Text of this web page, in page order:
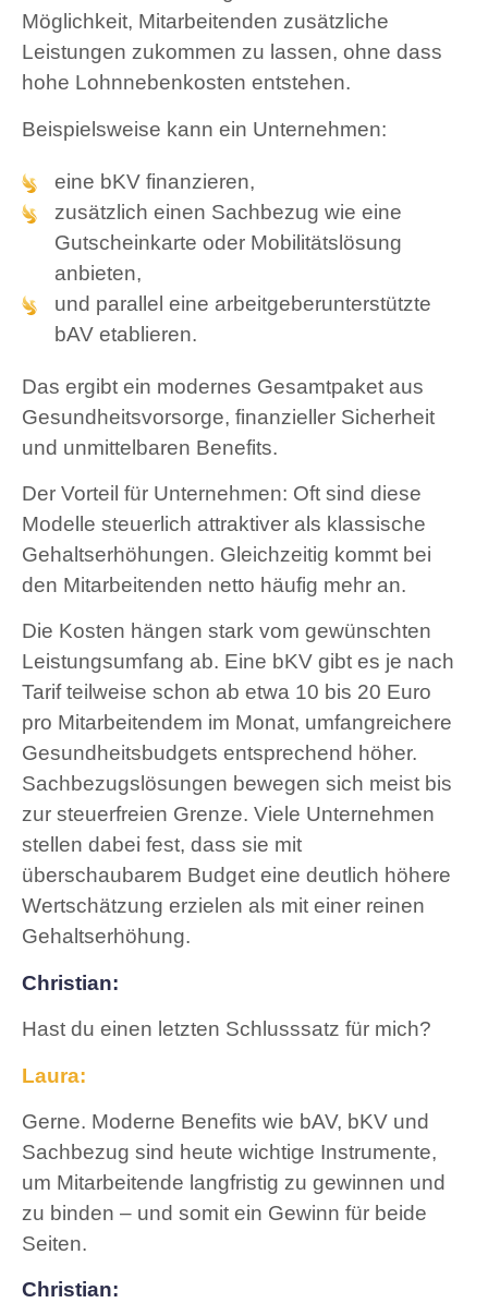
Möglichkeit, Mitarbeitenden zusätzliche
Leistungen zukommen zu lassen, ohne dass
hohe Lohnnebenkosten entstehen.
Beispielsweise kann ein Unternehmen:
eine bKV finanzieren,
zusätzlich einen Sachbezug wie eine
Gutscheinkarte oder Mobilitätslösung
anbieten,
und parallel eine arbeitgeberunterstützte
bAV etablieren.
Das ergibt ein modernes Gesamtpaket aus
Gesundheitsvorsorge, finanzieller Sicherheit
und unmittelbaren Benefits.
Der Vorteil für Unternehmen: Oft sind diese
Modelle steuerlich attraktiver als klassische
Gehaltserhöhungen. Gleichzeitig kommt bei
den Mitarbeitenden netto häufig mehr an.
Die Kosten hängen stark vom gewünschten
Leistungsumfang ab. Eine bKV gibt es je nach
Tarif teilweise schon ab etwa 10 bis 20 Euro
pro Mitarbeitendem im Monat, umfangreichere
Gesundheitsbudgets entsprechend höher.
Sachbezugslösungen bewegen sich meist bis
zur steuerfreien Grenze. Viele Unternehmen
stellen dabei fest, dass sie mit
überschaubarem Budget eine deutlich höhere
Wertschätzung erzielen als mit einer reinen
Gehaltserhöhung.
Christian:
Hast du einen letzten Schlusssatz für mich?
Laura:
Gerne. Moderne Benefits wie bAV, bKV und
Sachbezug sind heute wichtige Instrumente,
um Mitarbeitende langfristig zu gewinnen und
zu binden – und somit ein Gewinn für beide
Seiten.
Christian: